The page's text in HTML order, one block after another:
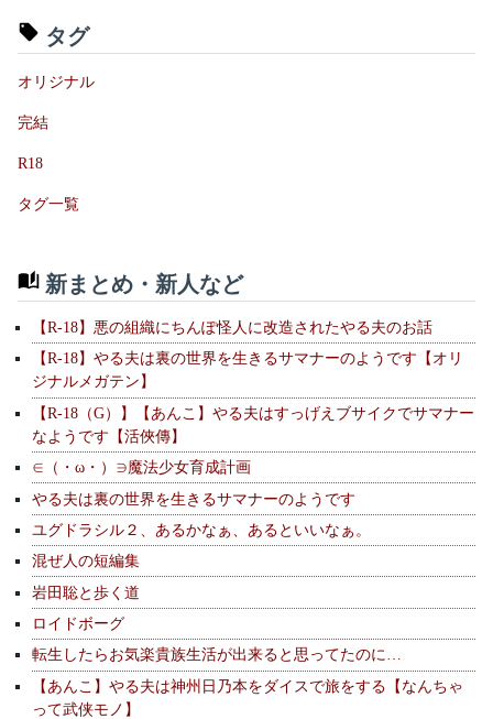
タグ
オリジナル
完結
R18
タグ一覧
新まとめ・新人など
【R-18】悪の組織にちんぽ怪人に改造されたやる夫のお話
【R-18】やる夫は裏の世界を生きるサマナーのようです【オリ
ジナルメガテン】
【R-18（G）】【あんこ】やる夫はすっげえブサイクでサマナー
なようです【活俠傳】
∈（・ω・）∋魔法少女育成計画
やる夫は裏の世界を生きるサマナーのようです
ユグドラシル２、あるかなぁ、あるといいなぁ。
混ぜ人の短編集
岩田聡と歩く道
ロイドボーグ
転生したらお気楽貴族生活が出来ると思ってたのに…
【あんこ】やる夫は神州日乃本をダイスで旅をする【なんちゃ
って武侠モノ】